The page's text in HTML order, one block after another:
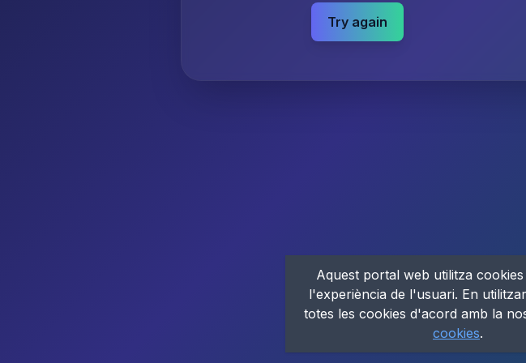
Try again
Aquest portal web utilitza
l'experiència de l'usuari. En
totes les cookies d'acord amb la
cookies.